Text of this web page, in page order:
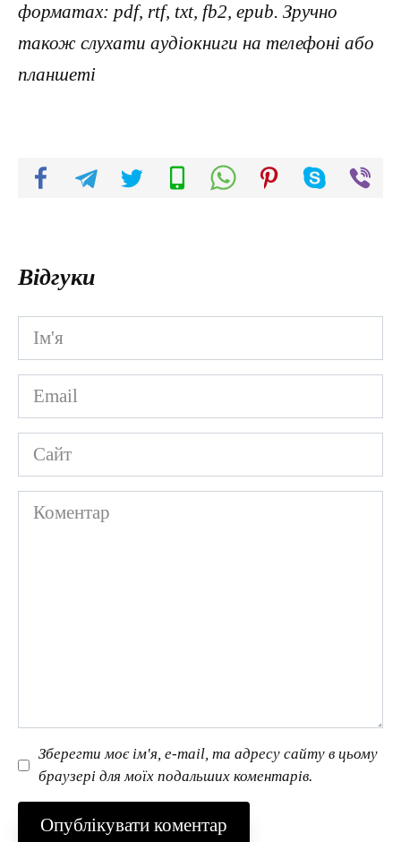
форматах: pdf, rtf, txt, fb2, epub. Зручно
також слухати аудіокниги на телефоні або
планшеті
Відгуки
Ім'я
*
Email
*
Сайт
Коментар
Зберегти моє ім'я, e-mail, та адресу сайту в цьому
браузері для моїх подальших коментарів.